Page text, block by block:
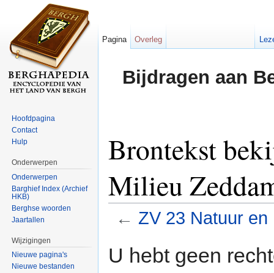
Bijdragen aan
Brontekst
Milieu
← ZV 23 Natuur en
U hebt geen
Pagina Overleg
Hoofdpagina
Contact
Hulp
Onderwerpen
Onderwerpen
Barghief Index (Archief
HKB)
Berghse woorden
Jaartallen
Wijzigingen
Nieuwe pagina's
Nieuwe bestanden